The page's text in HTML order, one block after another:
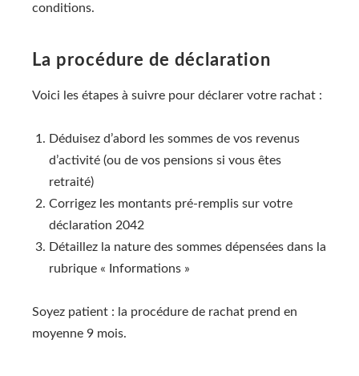
conditions.
La procédure de déclaration
Voici les étapes à suivre pour déclarer votre rachat :
Déduisez d’abord les sommes de vos revenus
d’activité (ou de vos pensions si vous êtes
retraité)
Corrigez les montants pré-remplis sur votre
déclaration 2042
Détaillez la nature des sommes dépensées dans la
rubrique « Informations »
Soyez patient : la procédure de rachat prend en
moyenne 9 mois.